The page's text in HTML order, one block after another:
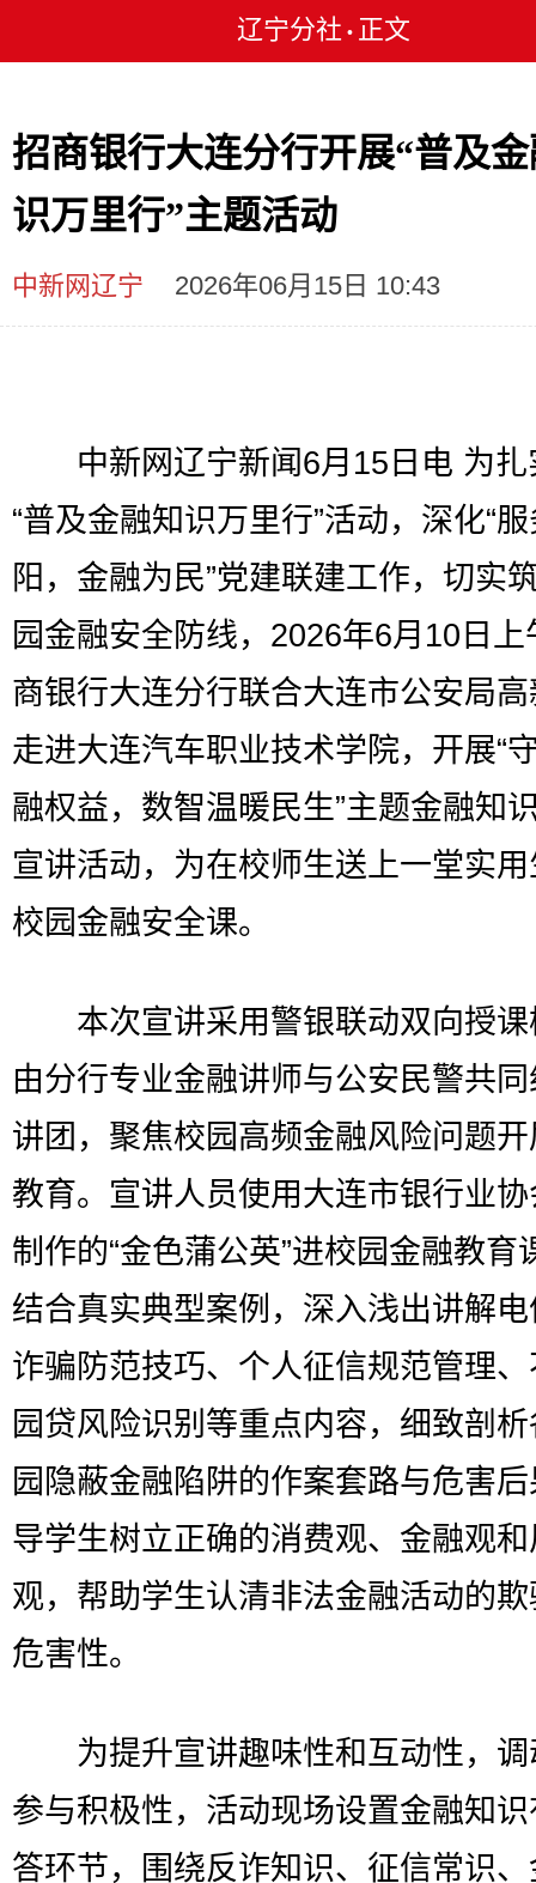
辽宁分社 • 正文
招商银行大连分行开展“普及
识万里行”主题活动
中新网辽宁 2026年06月15日 10:43
中新网辽宁新闻6月15日电 为扎
“普及金融知识万里行”活动，深化“
阳，金融为民”党建联建工作，切实
园金融安全防线，2026年6月10日上
商银行大连分行联合大连市公安局
走进大连汽车职业技术学院，开展“
融权益，数智温暖民生”主题金融知
宣讲活动，为在校师生送上一堂实
校园金融安全课。
本次宣讲采用警银联动双向授课
由分行专业金融讲师与公安民警共
讲团，聚焦校园高频金融风险问题
教育。宣讲人员使用大连市银行业
制作的“金色蒲公英”进校园金融教育
结合真实典型案例，深入浅出讲解
诈骗防范技巧、个人征信规范管理
园贷风险识别等重点内容，细致剖
园隐蔽金融陷阱的作案套路与危害
导学生树立正确的消费观、金融观
观，帮助学生认清非法金融活动的
危害性。
为提升宣讲趣味性和互动性，调
参与积极性，活动现场设置金融知
答环节，围绕反诈知识、征信常识